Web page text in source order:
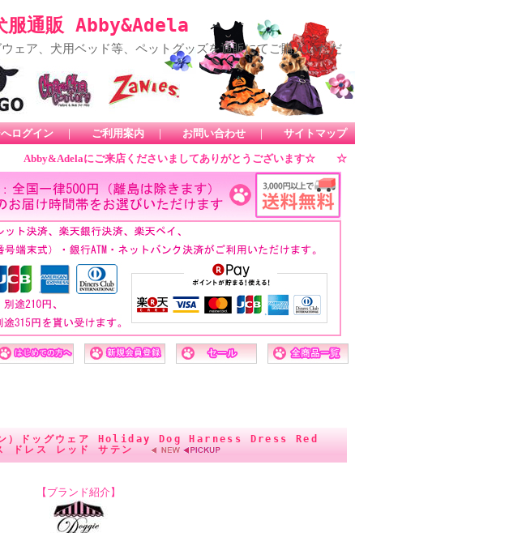
服通販 Abby&Adela
ェア、犬用ベッド等、ペットグッズを通販にてご購入いただ
ログイン ｜ ご利用案内 ｜ お問い合わせ ｜ サイトマップ
にご来店くださいましてありがとうございます☆ ☆ 当店では、海外ブランドによる犬服
）ドッグウェア Holiday Dog Harness Dress Red
ドレス レッド サテン
【ブランド紹介】